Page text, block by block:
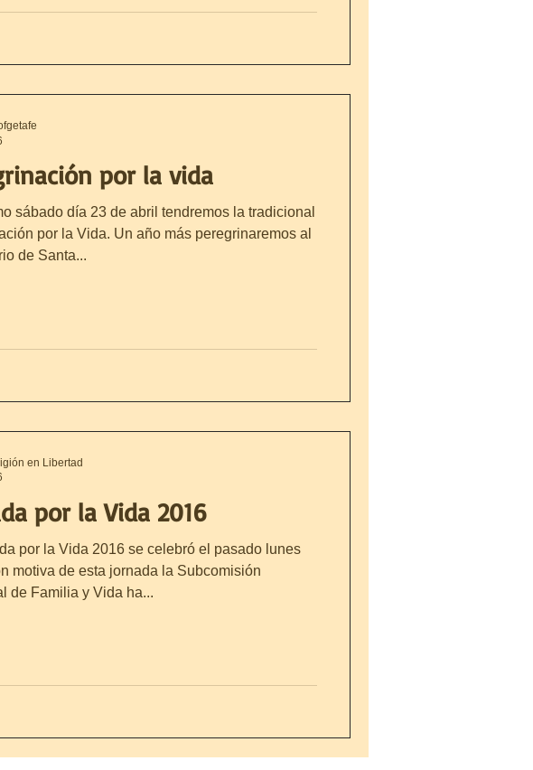
por la vida
sábado día 23 de abril tendremos la tradicional
por la Vida. Un año más peregrinaremos al
de Santa...
por la Vida 2016
por la Vida 2016 se celebró el pasado lunes
motiva de esta jornada la Subcomisión
de Familia y Vida ha...
en Libertad